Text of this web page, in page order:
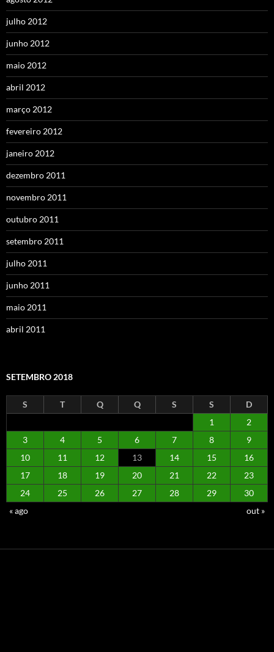
julho 2012
junho 2012
maio 2012
abril 2012
março 2012
fevereiro 2012
janeiro 2012
dezembro 2011
novembro 2011
outubro 2011
setembro 2011
julho 2011
junho 2011
maio 2011
abril 2011
SETEMBRO 2018
S T Q Q S S
D
1
2
3
4 5 6 7 8
9
10
11 12 13 14 15
16
17
18 19 20 21 22
23
24
25 26 27 28 29
30
« ago
out »